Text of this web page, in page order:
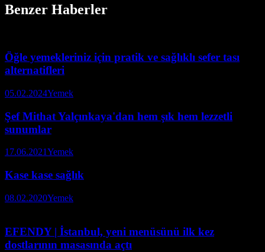
Benzer Haberler
Öğle yemekleriniz için pratik ve sağlıklı sefer tası
alternatifleri
05.02.2024Yemek
Şef Mithat Yalçınkaya'dan hem şık hem lezzetli
sunumlar
17.06.2021Yemek
Kase kase sağlık
08.02.2020Yemek
EFENDY | İstanbul, yeni menüsünü ilk kez
dostlarının masasında açtı